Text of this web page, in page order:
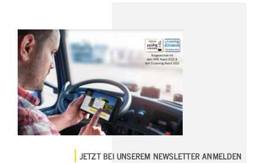
JETZT BEI UNSEREM NEWSLETTER ANMELDEN